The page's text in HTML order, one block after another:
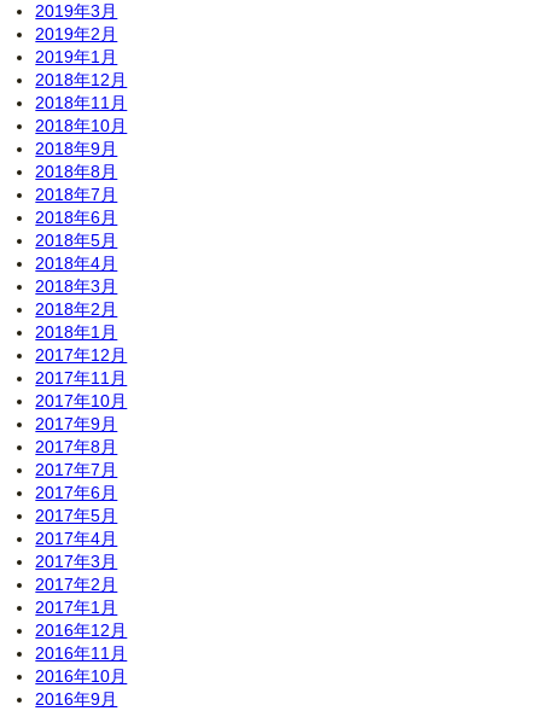
2019年3月
2019年2月
2019年1月
2018年12月
2018年11月
2018年10月
2018年9月
2018年8月
2018年7月
2018年6月
2018年5月
2018年4月
2018年3月
2018年2月
2018年1月
2017年12月
2017年11月
2017年10月
2017年9月
2017年8月
2017年7月
2017年6月
2017年5月
2017年4月
2017年3月
2017年2月
2017年1月
2016年12月
2016年11月
2016年10月
2016年9月